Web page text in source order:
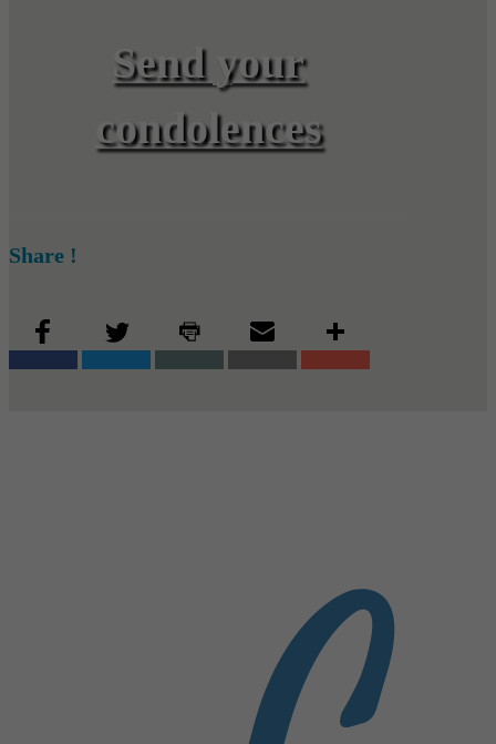
Send your
condolences
Share !